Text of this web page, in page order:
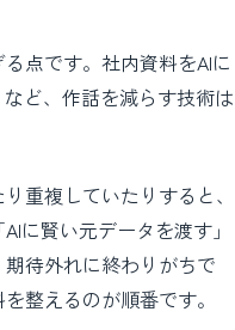
点です。社内資料をAIに
ど、作話を減らす技術は
重複していたりすると、
に賢い元データを渡す」
待外れに終わりがちで
整えるのが順番です。